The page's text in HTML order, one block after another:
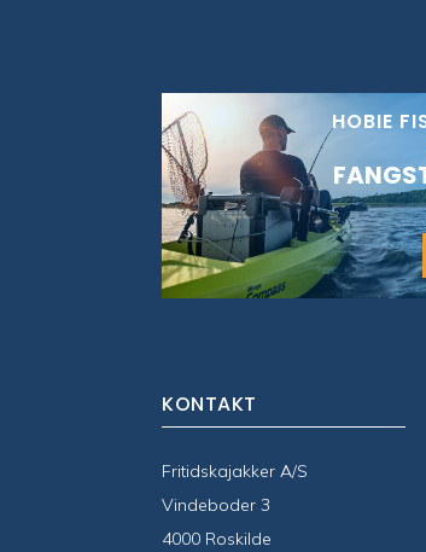
HOBIE
KONTAKT
Fritidskajakker A/S
Vindeboder 3
4000 Roskilde